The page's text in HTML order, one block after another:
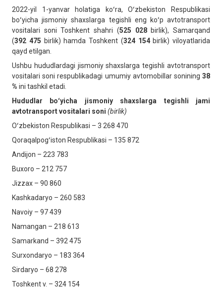
2022-yil 1-yanvar holatiga koʻra, Oʻzbekiston Respublikasi
boʻyicha jismoniy shaxslarga tegishli eng koʻp avtotransport
vositalari soni Toshkent shahri (525 028birlik), Samarqand
(392 475 birlik) hamda Toshkent (324 154birlik) viloyatlarida
qayd etilgan.
Ushbu hududlardagi jismoniy shaxslarga tegishli avtotransport
vositalari soni respublikadagi umumiy avtomobillar sonining 38
% ini tashkil etadi.
Hududlar boʻyicha jismoniy shaxslarga tegishli jami
avtotransport vositalari soni (birlik)
Oʻzbekiston Respublikasi – 3 268 470
Qoraqalpogʻiston Respublikasi – 135 872
Andijon – 223 783
Buxoro – 212 757
Jizzax – 90 860
Kashkadaryo – 260 583
Navoiy – 97 439
Namangan – 218 613
Samarkand – 392 475
Surxondaryo – 183 364
Sirdaryo – 68 278
Toshkent v. – 324 154